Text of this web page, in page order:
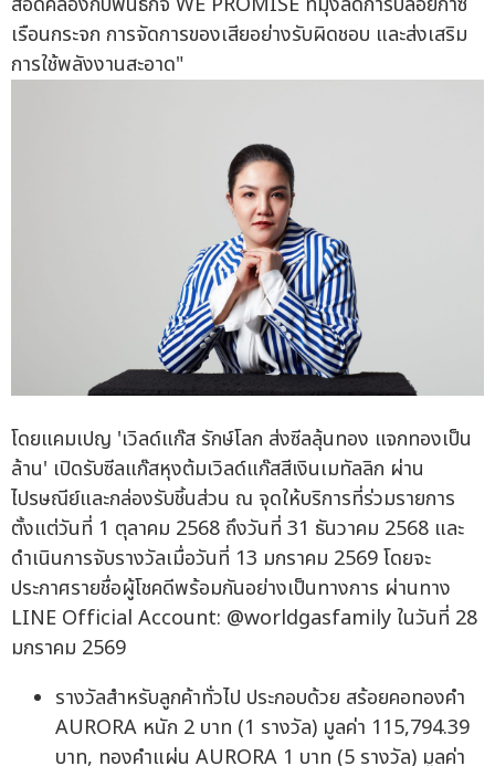
เรือนกระจก การจัดการของเสียอย่างรับผิดชอบ และส่งเสริม
การใช้พลังงานสะอาด"
โดยแคมเปญ 'เวิลด์แก๊ส รักษ์โลก ส่งซีลลุ้นทอง แจกทองเป็น
ล้าน' เปิดรับซีลแก๊สหุงต้มเวิลด์แก๊สสีเงินเมทัลลิก ผ่าน
ไปรษณีย์และกล่องรับชิ้นส่วน ณ จุดให้บริการที่ร่วมรายการ
ตั้งแต่วันที่ 1 ตุลาคม 2568 ถึงวันที่ 31 ธันวาคม 2568 และ
ดำเนินการจับรางวัลเมื่อวันที่ 13 มกราคม 2569 โดยจะ
ประกาศรายชื่อผู้โชคดีพร้อมกันอย่างเป็นทางการ ผ่านทาง
LINE Official Account: @worldgasfamily ในวันที่ 28
มกราคม 2569
รางวัลสำหรับลูกค้าทั่วไป ประกอบด้วย สร้อยคอทองคำ
AURORA หนัก 2 บาท (1 รางวัล) มูลค่า 115,794.39
บาท, ทองคำแผ่น AURORA 1 บาท (5 รางวัล) มูลค่า